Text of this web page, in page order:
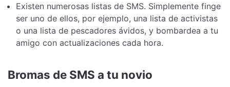
Existen numerosas listas de SMS. Simplemente finge
ser uno de ellos, por ejemplo, una lista de activistas
o una lista de pescadores ávidos, y bombardea a tu
amigo con actualizaciones cada hora.
Bromas de SMS a tu novio